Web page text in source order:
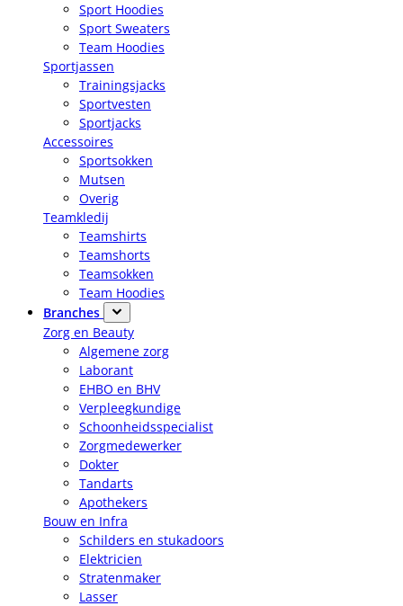
Sport Hoodies
Sport Sweaters
Team Hoodies
Sportjassen
Trainingsjacks
Sportvesten
Sportjacks
Accessoires
Sportsokken
Mutsen
Overig
Teamkledij
Teamshirts
Teamshorts
Teamsokken
Team Hoodies
Branches
Zorg en Beauty
Algemene zorg
Laborant
EHBO en BHV
Verpleegkundige
Schoonheidsspecialist
Zorgmedewerker
Dokter
Tandarts
Apothekers
Bouw en Infra
Schilders en stukadoors
Elektricien
Stratenmaker
Lasser